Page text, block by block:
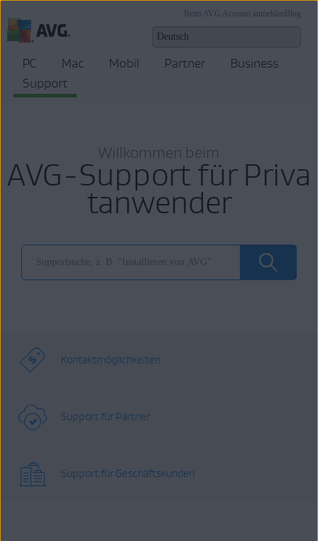
Blog
Beim AVG Account anmelden
PC Mac Mobil Partner
Business
Support
Willkommen beim
AVG-Support für Priva
tanwender
Kontaktmöglichkeiten
Support für Partner
Support für Geschäftskunden